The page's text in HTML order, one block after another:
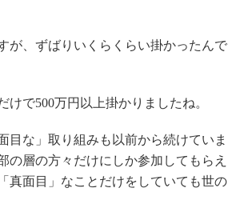
、ずばりいくらくらい掛かったんで
で500万円以上掛かりましたね。
な」取り組みも以前から続けていま
層の方々だけにしか参加してもらえ
真面目」なことだけをしていても世の